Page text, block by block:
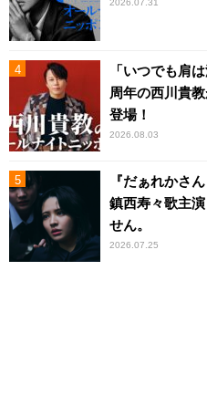
2026.07.31
「いつでも肩
周年の西川貴
登場！
2026.08.03
『だぁれかさ
鎮西寿々歌主
せん。
2026.07.25